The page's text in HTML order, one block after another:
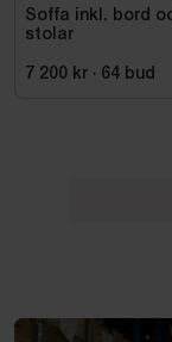
Soffa inkl. bord
stolar
7 200 kr · 64 bud